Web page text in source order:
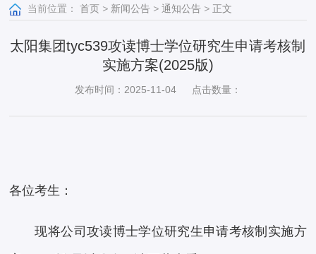
当前位置： 首页 > 新闻公告 > 通知公告 > 正文
太阳集团tyc539攻读博士学位研究生申请考核制
实施方案(2025版)
发布时间：2025-11-04 点击数量：
各位考生：
现将公司攻读博士学位研究生申请考核制实施方